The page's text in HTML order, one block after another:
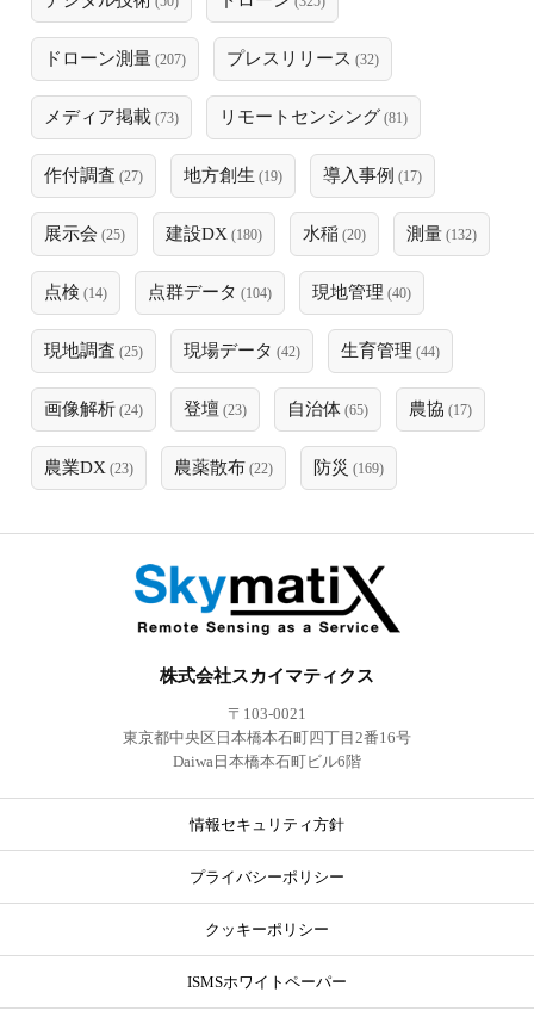
ドローン測量 (207) プレスリリース (32)
メディア掲載 (73) リモートセンシング (81)
作付調査 (27) 地方創生 (19) 導入事例 (17)
展示会 (25) 建設DX (180) 水稲 (20) 測量 (132)
点検 (14) 点群データ (104) 現地管理 (40)
現地調査 (25) 現場データ (42) 生育管理 (44)
画像解析 (24) 登壇 (23) 自治体 (65) 農協 (17)
農業DX (23) 農薬散布 (22) 防災 (169)
株式会社スカイマティクス
〒103-0021
東京都中央区日本橋本石町四丁目2番16号
Daiwa日本橋本石町ビル6階
情報セキュリティ方針
プライバシーポリシー
クッキーポリシー
ISMSホワイトペーパー